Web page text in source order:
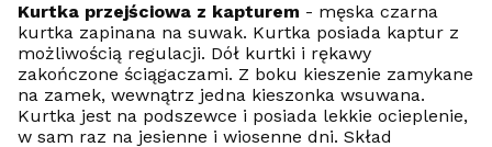
Kurtka przejściowa z kapturem - męska czarna
kurtka zapinana na suwak. Kurtka posiada kaptur z
możliwością regulacji. Dół kurtki i rękawy
zakończone ściągaczami. Z boku kieszenie zamykane
na zamek, wewnątrz jedna kieszonka wsuwana.
Kurtka jest na podszewce i posiada lekkie ocieplenie,
w sam raz na jesienne i wiosenne dni. Skład